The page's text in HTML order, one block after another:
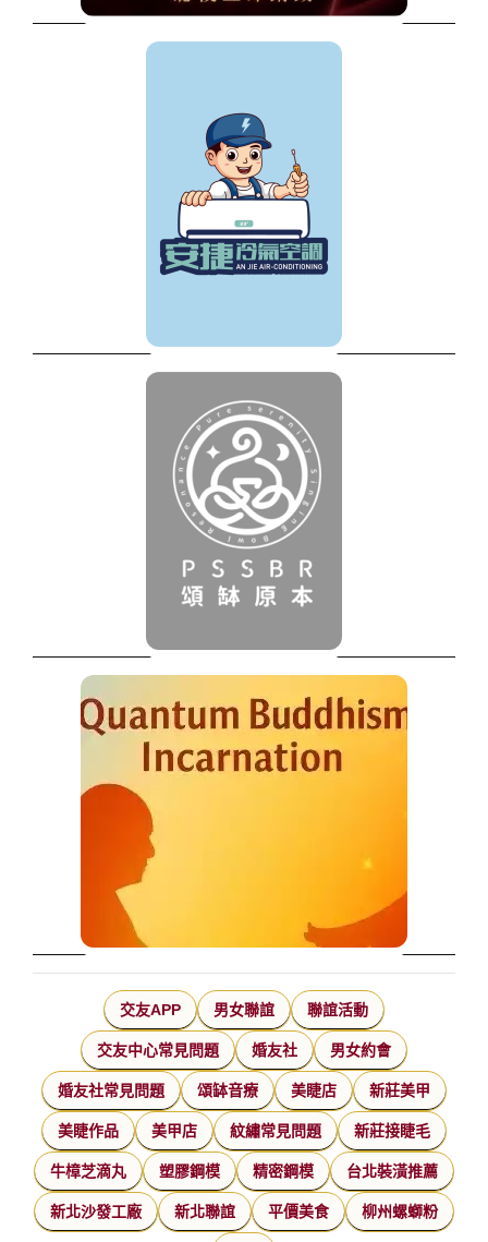
交友APP 男女聯誼 聯誼活動
交友中心常見問題 婚友社 男女約會
婚友社常見問題 頌缽音療 美睫店 新莊美甲
美睫作品 美甲店 紋繡常見問題 新莊接睫毛
牛樟芝滴丸 塑膠鋼模 精密鋼模 台北裝潢推薦
新北沙發工廠 新北聯誼 平價美食 柳州螺螄粉